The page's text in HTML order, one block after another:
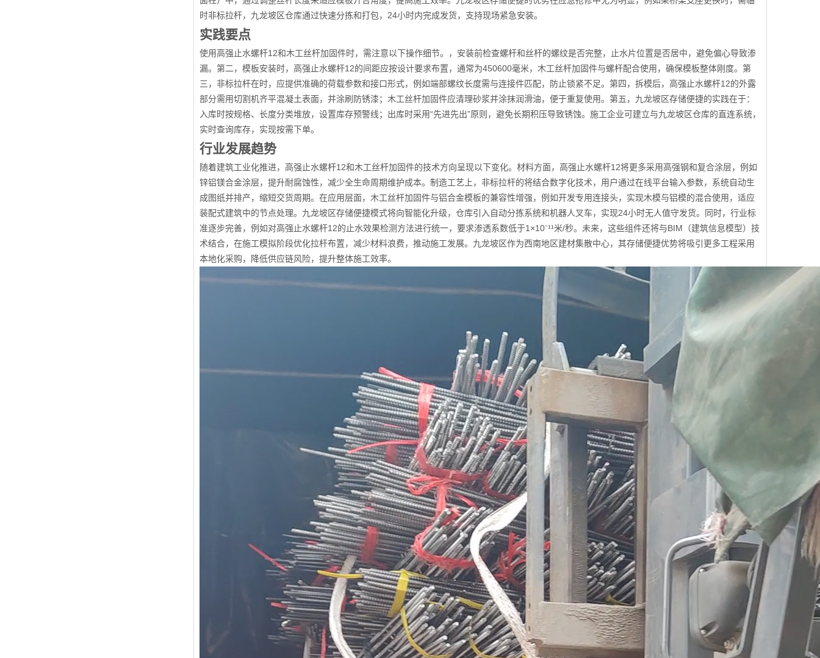
时非标拉杆，九龙坡区仓库通过快速分拣和打包，24小时内完成发货，支持现场紧急安装。
实践要点
使用高强止水螺杆12和木工丝杆加固件时，需注意以下操作细节。，安装前检查螺杆和丝杆的螺纹是否完整，止水片位置是否居中，避免偏心导致渗
漏。第二，模板安装时，高强止水螺杆12的间距应按设计要求布置，通常为450600毫米，木工丝杆加固件与螺杆配合使用，确保模板整体刚度。第
三，非标拉杆在时，应提供准确的荷载参数和接口形式，例如端部螺纹长度需与连接件匹配，防止锁紧不足。第四，拆模后，高强止水螺杆12的外露
部分需用切割机齐平混凝土表面，并涂刷防锈漆；木工丝杆加固件应清理砂浆并涂抹润滑油，便于重复使用。第五，九龙坡区存储便捷的实践在于：
入库时按规格、长度分类堆放，设置库存预警线；出库时采用“先进先出”原则，避免长期积压导致锈蚀。施工企业可建立与九龙坡区仓库的直连系统，
实时查询库存，实现按需下单。
行业发展趋势
随着建筑工业化推进，高强止水螺杆12和木工丝杆加固件的技术方向呈现以下变化。材料方面，高强止水螺杆12将更多采用高强钢和复合涂层，例如
锌铝镁合金涂层，提升耐腐蚀性，减少全生命周期维护成本。制造工艺上，非标拉杆的将结合数字化技术，用户通过在线平台输入参数，系统自动生
成图纸并排产，缩短交货周期。在应用层面，木工丝杆加固件与铝合金模板的兼容性增强，例如开发专用连接头，实现木模与铝模的混合使用，适应
装配式建筑中的节点处理。九龙坡区存储便捷模式将向智能化升级，仓库引入自动分拣系统和机器人叉车，实现24小时无人值守发货。同时，行业标
准逐步完善，例如对高强止水螺杆12的止水效果检测方法进行统一，要求渗透系数低于1×10⁻¹¹米/秒。未来，这些组件还将与BIM（建筑信息模型）技
术结合，在施工模拟阶段优化拉杆布置，减少材料浪费，推动施工发展。九龙坡区作为西南地区建材集散中心，其存储便捷优势将吸引更多工程采用
本地化采购，降低供应链风险，提升整体施工效率。